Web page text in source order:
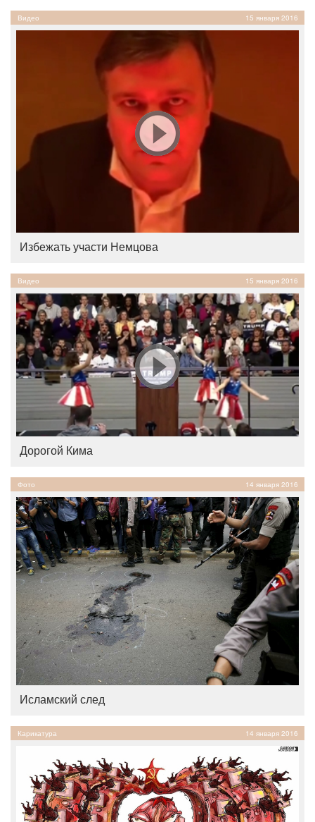
Видео 15 января 2016
Избежать участи Немцова
Видео 15 января 2016
Дорогой Кима
Фото 14 января 2016
Исламский след
Карикатура 14 января 2016